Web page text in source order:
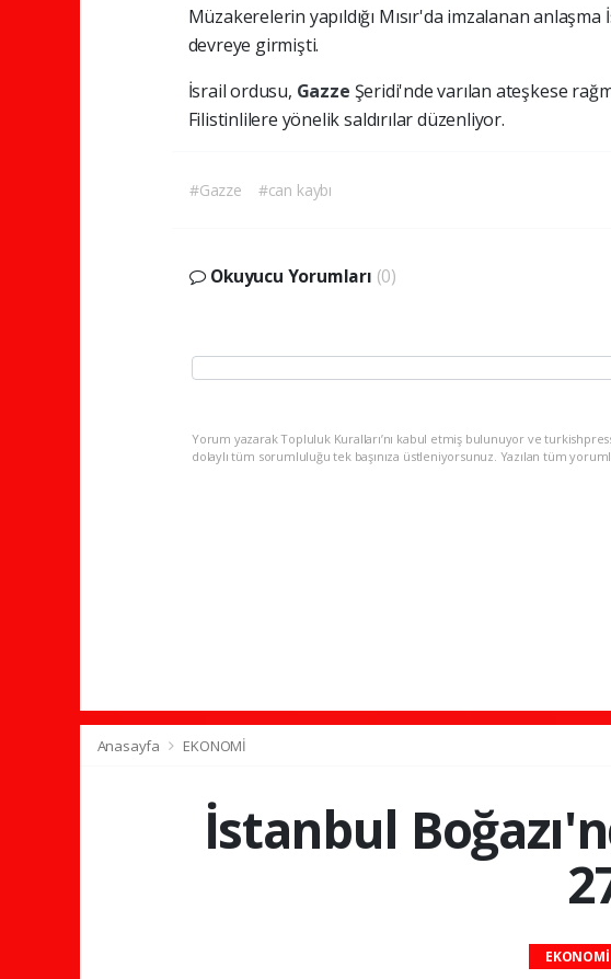
Müzakerelerin yapıldığı Mısır'da imzalanan
devreye girmişti.
İsrail ordusu, Gazze Şeridi'nde varılan ateşkese
Filistinlilere yönelik saldırılar düzenliyor.
#Gazze #can kaybı
Okuyucu Yorumları (0)
Yorum yazarak Topluluk Kuralları’nı kabul etmiş bulunuyor ve
dolaylı tüm sorumluluğu tek başınıza üstleniyorsunuz. Yazılan tüm
Anasayfa EKONOMİ
İstanbul
EKONOMİ